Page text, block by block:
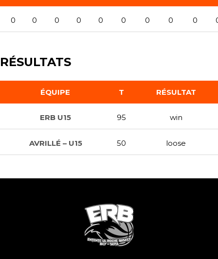
0 0 0 0 0 0 0 0 0
RÉSULTATS
ÉQUIPE T RÉSULTAT
ERB U15 95 win
AVRILLÉ – U15 50 loose